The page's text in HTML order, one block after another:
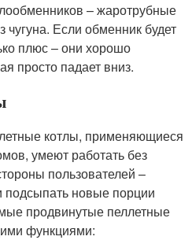
– жаротрубные
чугуна. Если обменник будет
плюс – они хорошо
просто падает вниз.
котлы, применяющиеся
умеют работать без
пользователей –
новые порции
продвинутые пеллетные
функциями: